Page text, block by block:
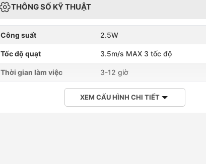
THÔNG SỐ KỸ THUẬT
Công suất 2.5W
Tốc độ quạt 3.5m/s MAX 3 tốc độ
Thời gian làm việc 3-12 giờ
XEM CẤU HÌNH CHI TIẾT